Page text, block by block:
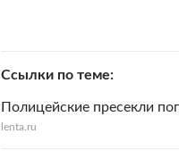
Ссылки по теме
Полицейские пресекли
lenta.ru